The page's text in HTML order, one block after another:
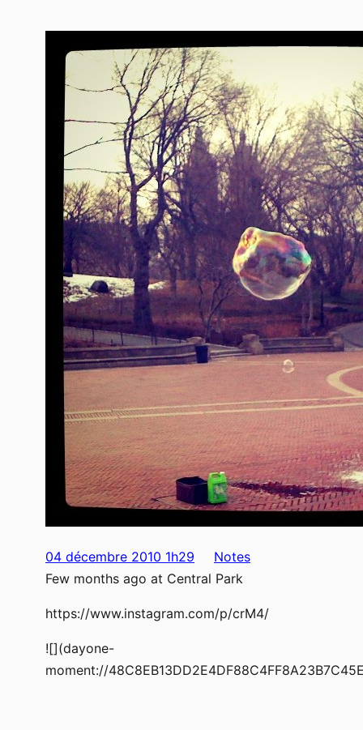
04 décembre 2010 1h29
Notes
Few months ago at Central Park
https://www.instagram.com/p/crM4/
![](dayone-
moment://